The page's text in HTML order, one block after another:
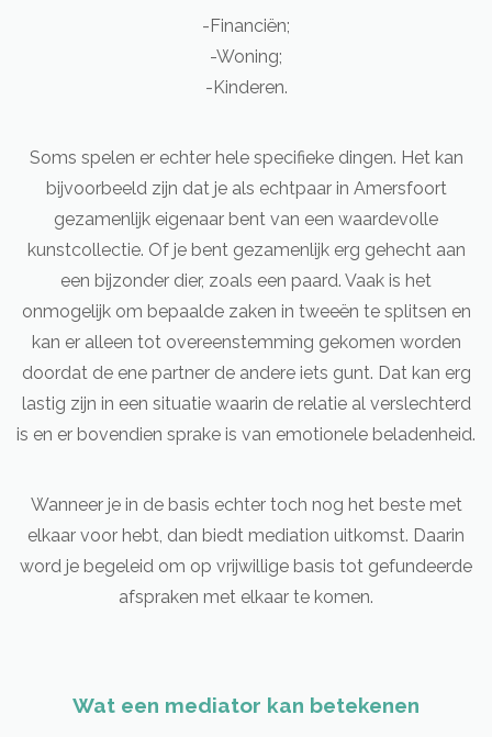
-Financiën;
-Woning;
-Kinderen.
Soms spelen er echter hele specifieke dingen. Het kan
bijvoorbeeld zijn dat je als echtpaar in Amersfoort
gezamenlijk eigenaar bent van een waardevolle
kunstcollectie. Of je bent gezamenlijk erg gehecht aan
een bijzonder dier, zoals een paard. Vaak is het
onmogelijk om bepaalde zaken in tweeën te splitsen en
kan er alleen tot overeenstemming gekomen worden
doordat de ene partner de andere iets gunt. Dat kan erg
lastig zijn in een situatie waarin de relatie al verslechterd
is en er bovendien sprake is van emotionele beladenheid.
Wanneer je in de basis echter toch nog het beste met
elkaar voor hebt, dan biedt mediation uitkomst. Daarin
word je begeleid om op vrijwillige basis tot gefundeerde
afspraken met elkaar te komen.
Wat een mediator kan betekenen